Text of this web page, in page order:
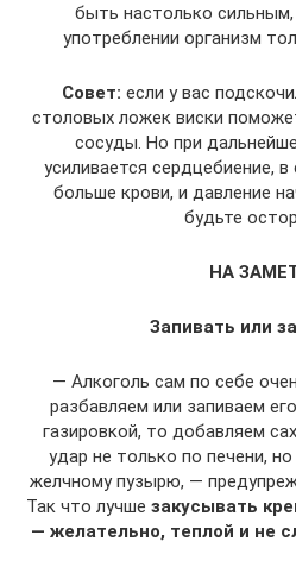
быть настолько
употреблении организм
Совет: если у вас
столовых ложек виски
сосуды. Но при
усиливается сердцебиение,
больше крови, и давление
будьте
НА
Запивать или
— Алкоголь сам по себе
разбавляем или запиваем
газировкой, то добавляем
удар не только по печени,
желчному пузырю, —
Так что лучше закусывать
— желательно, теплой и не